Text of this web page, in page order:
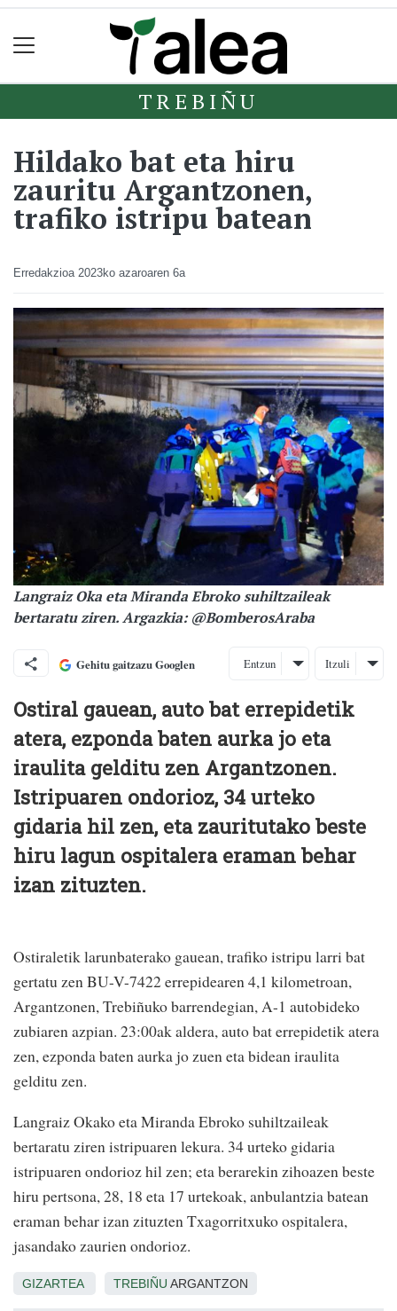
TREBIÑU
Hildako bat eta hiru
zauritu Argantzonen,
trafiko istripu batean
Erredakzioa 2023ko azaroaren 6a
Langraiz Oka eta Miranda Ebroko suhiltzaileak
bertaratu ziren. Argazkia: @BomberosAraba
Gehitu gaitzazu Googlen Entzun Itzuli
Ostiral gauean, auto bat errepidetik
atera, ezponda baten aurka jo eta
iraulita gelditu zen Argantzonen.
Istripuaren ondorioz, 34 urteko
gidaria hil zen, eta zauritutako beste
hiru lagun ospitalera eraman behar
izan zituzten.
Ostiraletik larunbaterako gauean, trafiko istripu larri bat
gertatu zen BU-V-7422 errepidearen 4,1 kilometroan,
Argantzonen, Trebiñuko barrendegian, A-1 autobideko
zubiaren azpian. 23:00ak aldera, auto bat errepidetik atera
zen, ezponda baten aurka jo zuen eta bidean iraulita
gelditu zen.
Langraiz Okako eta Miranda Ebroko suhiltzaileak
bertaratu ziren istripuaren lekura. 34 urteko gidaria
istripuaren ondorioz hil zen; eta berarekin zihoazen beste
hiru pertsona, 28, 18 eta 17 urtekoak, anbulantzia batean
eraman behar izan zituzten Txagorritxuko ospitalera,
jasandako zaurien ondorioz.
GIZARTEA TREBIÑU ARGANTZON